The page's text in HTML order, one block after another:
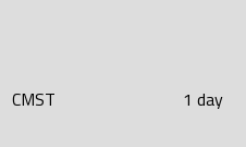
CMST 1 day